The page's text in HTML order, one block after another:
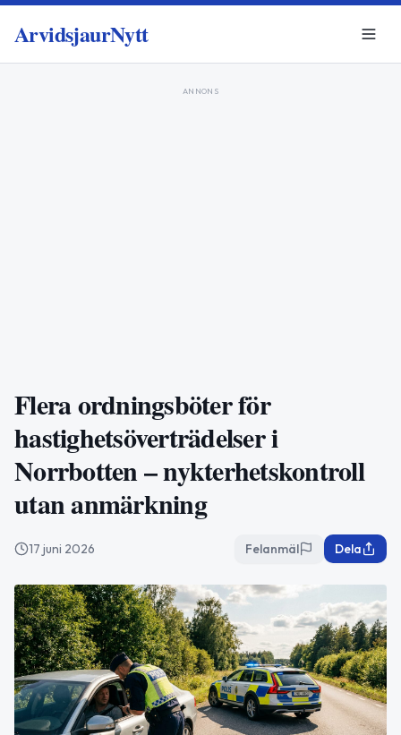
ArvidsjaurNytt
ANNONS
Flera ordningsböter för
hastighetsöverträdelser i
Norrbotten – nykterhetskontroll
utan anmärkning
17 juni 2026 Felanmäl Dela